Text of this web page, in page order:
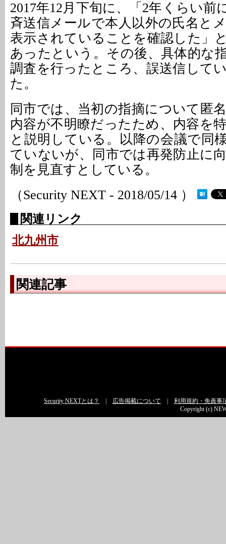
2017年12月下旬に、「2年くらい前
斉送信メールで本人以外の氏名と
表示されていることを確認した」
あったという。その後、具体的な
調査を行ったところ、誤送信して
た。
同市では、当初の指摘について匿
内容が不明瞭だったため、内容を
と説明している。以降の会議で同
ていないが、同市では再発防止に
制を見直すとしている。
（Security NEXT - 2018/05/14 ）
関連リンク
北九州市
関連記事
Security NEXTとは？ 広告掲載について
利用規約・免責事
Copyright (c)